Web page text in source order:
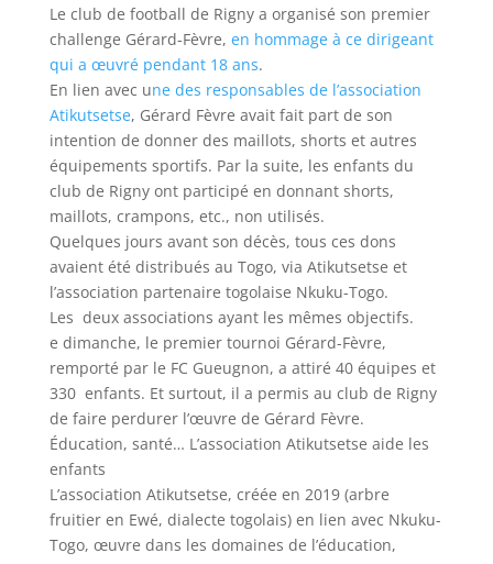
Le club de football de Rigny a organisé son premier
challenge Gérard-Fèvre, en hommage à ce dirigeant
qui a œuvré pendant 18 ans.
En lien avec une des responsables de l’association
Atikutsetse, Gérard Fèvre avait fait part de son
intention de donner des maillots, shorts et autres
équipements sportifs. Par la suite, les enfants du
club de Rigny ont participé en donnant shorts,
maillots, crampons, etc., non utilisés.
Quelques jours avant son décès, tous ces dons
avaient été distribués au Togo, via Atikutsetse et
l’association partenaire togolaise Nkuku-Togo.
Les deux associations ayant les mêmes objectifs.
e dimanche, le premier tournoi Gérard-Fèvre,
remporté par le FC Gueugnon, a attiré 40 équipes et
330 enfants. Et surtout, il a permis au club de Rigny
de faire perdurer l’œuvre de Gérard Fèvre.
Éducation, santé… L’association Atikutsetse aide les
enfants
L’association Atikutsetse, créée en 2019 (arbre
fruitier en Ewé, dialecte togolais) en lien avec Nkuku-
Togo, œuvre dans les domaines de l’éducation,